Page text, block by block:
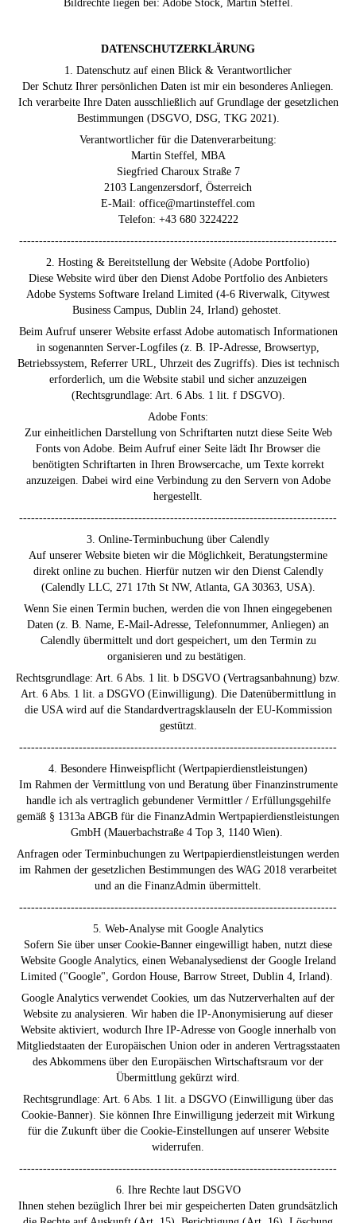
Bildrechte liegen bei: Adobe Stock, Martin Steffel.
DATENSCHUTZERKLÄRUNG
1. Datenschutz auf einen Blick & Verantwortlicher
Der Schutz Ihrer persönlichen Daten ist mir ein besonderes Anliegen.
Ich verarbeite Ihre Daten ausschließlich auf Grundlage der gesetzlichen
Bestimmungen (DSGVO, DSG, TKG 2021).
Verantwortlicher für die Datenverarbeitung:
Martin Steffel, MBA
Siegfried Charoux Straße 7
2103 Langenzersdorf, Österreich
E-Mail: office@martinsteffel.com
Telefon: +43 680 3224222
--------------------------------------------------------------------------------
2. Hosting & Bereitstellung der Website (Adobe Portfolio)
Diese Website wird über den Dienst Adobe Portfolio des Anbieters
Adobe Systems Software Ireland Limited (4-6 Riverwalk, Citywest
Business Campus, Dublin 24, Irland) gehostet.
Beim Aufruf unserer Website erfasst Adobe automatisch Informationen
in sogenannten Server-Logfiles (z. B. IP-Adresse, Browsertyp,
Betriebssystem, Referrer URL, Uhrzeit des Zugriffs). Dies ist technisch
erforderlich, um die Website stabil und sicher anzuzeigen
(Rechtsgrundlage: Art. 6 Abs. 1 lit. f DSGVO).
Adobe Fonts:
Zur einheitlichen Darstellung von Schriftarten nutzt diese Seite Web
Fonts von Adobe. Beim Aufruf einer Seite lädt Ihr Browser die
benötigten Schriftarten in Ihren Browsercache, um Texte korrekt
anzuzeigen. Dabei wird eine Verbindung zu den Servern von Adobe
hergestellt.
--------------------------------------------------------------------------------
3. Online-Terminbuchung über Calendly
Auf unserer Website bieten wir die Möglichkeit, Beratungstermine
direkt online zu buchen. Hierfür nutzen wir den Dienst Calendly
(Calendly LLC, 271 17th St NW, Atlanta, GA 30363, USA).
Wenn Sie einen Termin buchen, werden die von Ihnen eingegebenen
Daten (z. B. Name, E-Mail-Adresse, Telefonnummer, Anliegen) an
Calendly übermittelt und dort gespeichert, um den Termin zu
organisieren und zu bestätigen.
Rechtsgrundlage: Art. 6 Abs. 1 lit. b DSGVO (Vertragsanbahnung) bzw.
Art. 6 Abs. 1 lit. a DSGVO (Einwilligung). Die Datenübermittlung in
die USA wird auf die Standardvertragsklauseln der EU-Kommission
gestützt.
--------------------------------------------------------------------------------
4. Besondere Hinweispflicht (Wertpapierdienstleistungen)
Im Rahmen der Vermittlung von und Beratung über Finanzinstrumente
handle ich als vertraglich gebundener Vermittler / Erfüllungsgehilfe
gemäß § 1313a ABGB für die FinanzAdmin Wertpapierdienstleistungen
GmbH (Mauerbachstraße 4 Top 3, 1140 Wien).
Anfragen oder Terminbuchungen zu Wertpapierdienstleistungen werden
im Rahmen der gesetzlichen Bestimmungen des WAG 2018 verarbeitet
und an die FinanzAdmin übermittelt.
--------------------------------------------------------------------------------
5. Web-Analyse mit Google Analytics
Sofern Sie über unser Cookie-Banner eingewilligt haben, nutzt diese
Website Google Analytics, einen Webanalysedienst der Google Ireland
Limited ("Google", Gordon House, Barrow Street, Dublin 4, Irland).
Google Analytics verwendet Cookies, um das Nutzerverhalten auf der
Website zu analysieren. Wir haben die IP-Anonymisierung auf dieser
Website aktiviert, wodurch Ihre IP-Adresse von Google innerhalb von
Mitgliedstaaten der Europäischen Union oder in anderen Vertragsstaaten
des Abkommens über den Europäischen Wirtschaftsraum vor der
Übermittlung gekürzt wird.
Rechtsgrundlage: Art. 6 Abs. 1 lit. a DSGVO (Einwilligung über das
Cookie-Banner). Sie können Ihre Einwilligung jederzeit mit Wirkung
für die Zukunft über die Cookie-Einstellungen auf unserer Website
widerrufen.
--------------------------------------------------------------------------------
6. Ihre Rechte laut DSGVO
Ihnen stehen bezüglich Ihrer bei mir gespeicherten Daten grundsätzlich